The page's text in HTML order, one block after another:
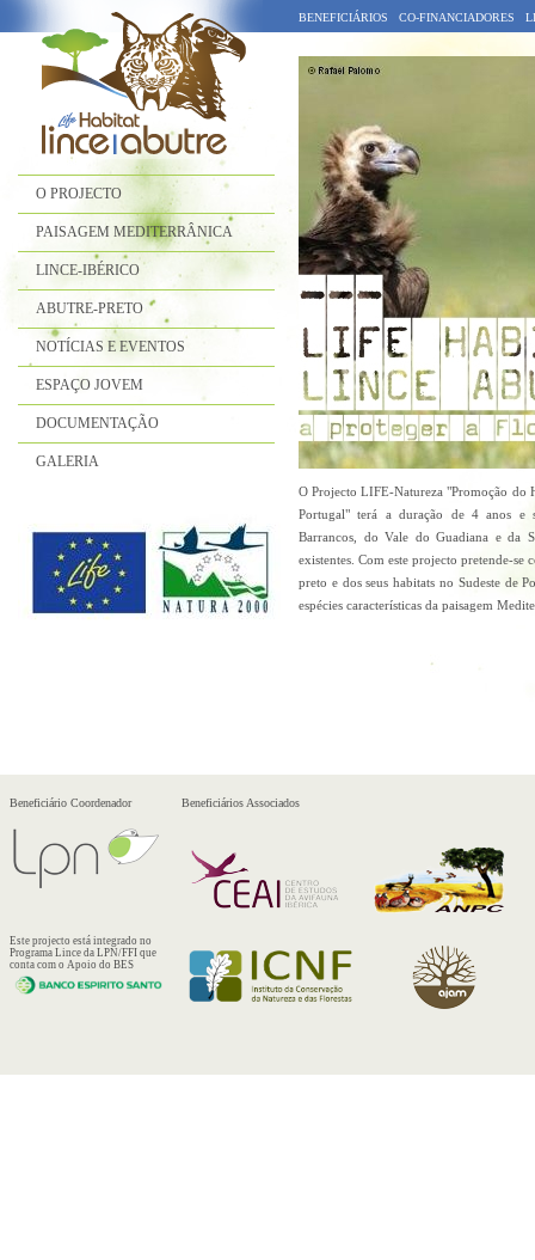
O PROJECTO
PAISAGEM MEDITERRÂNICA
LINCE-IBÉRICO
ABUTRE-PRETO
NOTÍCIAS E EVENTOS
ESPAÇO JOVEM
DOCUMENTAÇÃO
GALERIA
BENEFICIÁRIOS CO-FINANCIADORES
O Projecto LIFE-Natureza "Promoção do
Portugal" terá a duração de 4 anos e
Barrancos, do Vale do Guadiana e da
existentes. Com este projecto pretende-
preto e dos seus habitats no Sudeste de
espécies características da paisagem
Beneficiário Coordenador Beneficiários Associados
Este projecto está integrado no
Programa Lince da LPN/FFI que
conta com o Apoio do BES